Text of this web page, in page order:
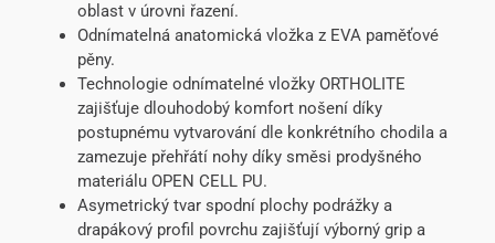
oblast v úrovni řazení.
Odnímatelná anatomická vložka z EVA paměťové
pěny.
Technologie odnímatelné vložky ORTHOLITE
zajišťuje dlouhodobý komfort nošení díky
postupnému vytvarování dle konkrétního chodila a
zamezuje přehřátí nohy díky směsi prodyšného
materiálu OPEN CELL PU.
Asymetrický tvar spodní plochy podrážky a
drapákový profil povrchu zajišťují výborný grip a